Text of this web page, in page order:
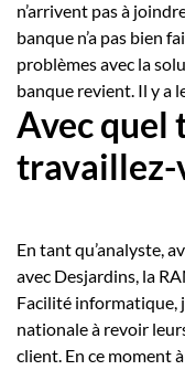
n’arrivent pas à
banque n’a pas bien
problèmes avec la
banque revient. Il y a
Avec quel
travaillez-
En tant qu’analyste,
avec Desjardins, la
Facilité informatique,
nationale à revoir
client. En ce moment